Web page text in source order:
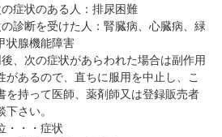
の症状のある人：排尿困難
の診断を受けた人：腎臓病、心臓病、緑
状腺機能障害
、次の症状があらわれた場合は副作用
があるので、直ちに服用を中止し、こ
を持って医師、薬剤師又は登録販売者
下さい。
・・・症状